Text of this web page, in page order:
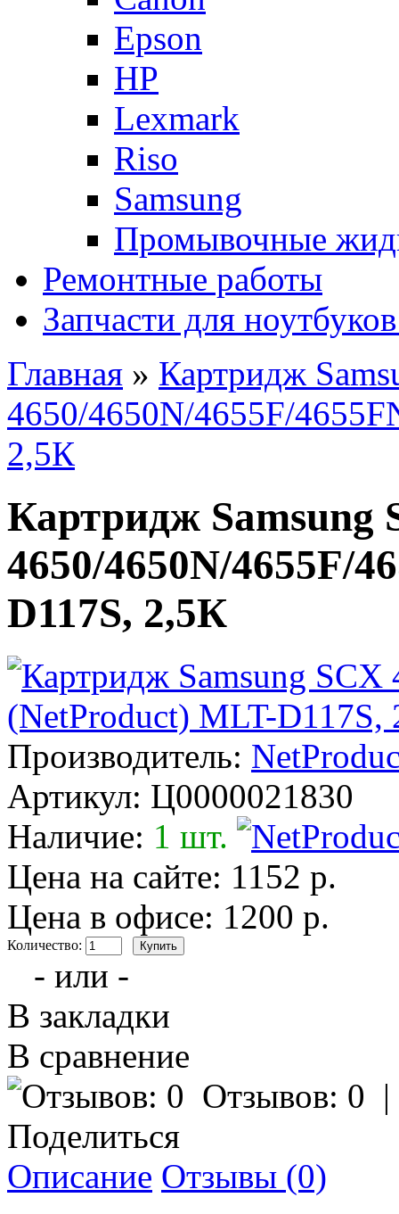
Epson
HP
Lexmark
Riso
Samsung
Промывочные
Ремонтные работы
Запчасти для
Главная » Картридж
4650/4650N/4655F/
2,5К
Картридж Samsung
4650/4650N/4655F/
D117S, 2,5К
Производитель:
Артикул: Ц0000021830
Наличие: 1 шт.
Цена на сайте: 1152 р.
Цена в офисе: 1200 р.
Количество:
- или -
В закладки
В сравнение
Отзывов: 0
Поделиться
Описание Отзывы (0)